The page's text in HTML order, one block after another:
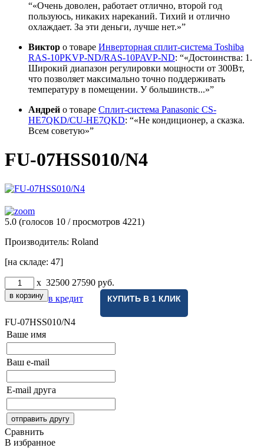
«Очень доволен, работает отлично, второй год
пользуюсь, никаких нареканий. Тихий и отлично
охлаждает. За эти деньги, лучше нет.»
Виктор о товаре Инверторная сплит-система Toshiba
RAS-10PKVP-ND/RAS-10PAVP-ND:
«Достоинства: 1.
Широкий диапазон регулировки мощности от 300Вт,
что позволяет максимально точно поддерживать
температуру в помещении. У большинств...»
Андрей о товаре Сплит-система Panasonic CS-
HE7QKD/CU-HE7QKD:
«Не кондиционер, а сказка.
Всем советую»
FU-07HSS010/N4
5.0 (голосов 10 / просмотров 4221)
Производитель: Roland
[на складе: 47]
x 32500 27590 руб.
в кредит
КУПИТЬ В 1 КЛИК
FU-07HSS010/N4
Ваше имя
Ваш e-mail
E-mail друга
Сравнить
В избранное